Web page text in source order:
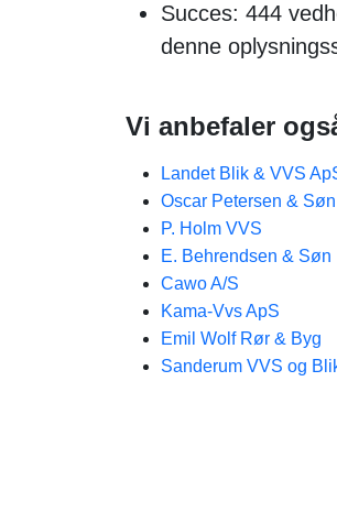
Succes: 444
denne
Vi anbefaler
Landet Blik & VVS
Oscar Petersen &
P. Holm VVS
E. Behrendsen & Søn
Cawo A/S
Kama-Vvs ApS
Emil Wolf Rør & Byg
Sanderum VVS og